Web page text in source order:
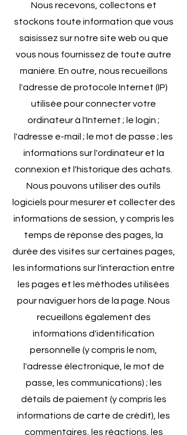
Nous recevons, collectons et
stockons toute information que vous
saisissez sur notre site web ou que
vous nous fournissez de toute autre
manière. En outre, nous recueillons
l'adresse de protocole Internet (IP)
utilisée pour connecter votre
ordinateur à l'Internet ; le login ;
l'adresse e-mail ; le mot de passe ; les
informations sur l'ordinateur et la
connexion et l'historique des achats.
Nous pouvons utiliser des outils
logiciels pour mesurer et collecter des
informations de session, y compris les
temps de réponse des pages, la
durée des visites sur certaines pages,
les informations sur l'interaction entre
les pages et les méthodes utilisées
pour naviguer hors de la page. Nous
recueillons également des
informations d'identification
personnelle (y compris le nom,
l'adresse électronique, le mot de
passe, les communications) ; les
détails de paiement (y compris les
informations de carte de crédit), les
commentaires, les réactions, les